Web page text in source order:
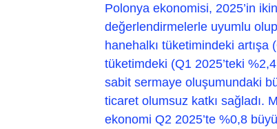
Polonya ekonomisi, 2025’in
değerlendirmelerle uyumlu
hanehalkı tüketimindeki artışa
tüketimdeki (Q1 2025’teki
sabit sermaye oluşumundaki
ticaret olumsuz katkı sağladı.
ekonomi Q2 2025’te %0,8